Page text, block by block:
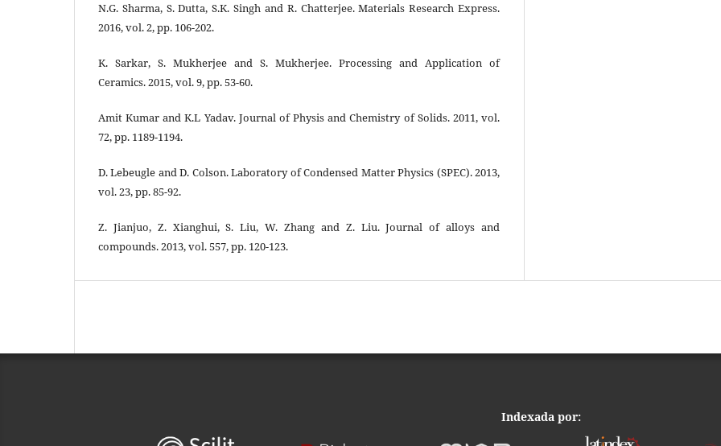
N.G. Sharma, S. Dutta, S.K. Singh and R. Chatterjee. Materials Research Express.
2016, vol. 2, pp. 106-202.
K. Sarkar, S. Mukherjee and S. Mukherjee. Processing and Application of
Ceramics. 2015, vol. 9, pp. 53-60.
Amit Kumar and K.L Yadav. Journal of Physis and Chemistry of Solids. 2011, vol.
72, pp. 1189-1194.
D. Lebeugle and D. Colson. Laboratory of Condensed Matter Physics (SPEC). 2013,
vol. 23, pp. 85-92.
Z. Jianjuo, Z. Xianghui, S. Liu, W. Zhang and Z. Liu. Journal of alloys and
compounds. 2013, vol. 557, pp. 120-123.
Indexada por: